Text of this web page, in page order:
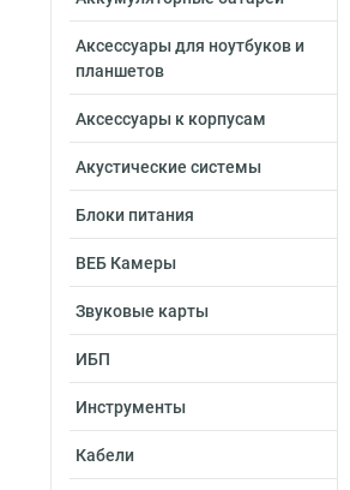
Аксессуары для ноутбуков и
планшетов
Аксессуары к корпусам
Акустические системы
Блоки питания
ВЕБ Камеры
Звуковые карты
ИБП
Инструменты
Кабели